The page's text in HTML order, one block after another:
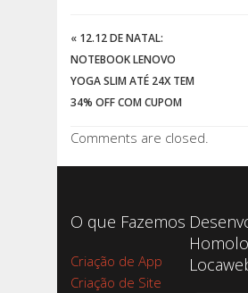
« 12.12 DE NATAL:
NOTEBOOK LENOVO
YOGA SLIM ATÉ 24X TEM
34% OFF COM CUPOM
Comments are closed.
O que Fazemos
Criação de App
Criação de Site